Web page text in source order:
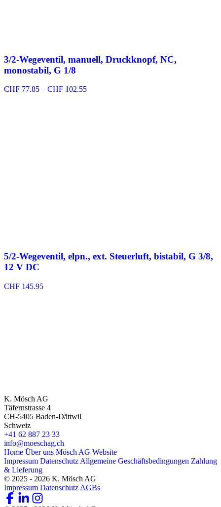
3/2-Wegeventil, manuell, Druckknopf, NC,
monostabil, G 1/8
CHF 77.85 – CHF 102.55Preisspanne:
5/2-Wegeventil, elpn., ext. Steuerluft, bistabil, G 3/8,
12 V DC
CHF 145.95
K. Mösch AG
Täfernstrasse 4
CH-5405 Baden-Dättwil
Schweiz
+41 62 887 23 33
info@moeschag.ch
Home Über uns Mösch AG Website
Impressum Datenschutz Allgemeine Geschäftsbedingungen Zahlung
& Lieferung
© 2025 - 2026 K. Mösch AG
Impressum Datenschutz AGBs